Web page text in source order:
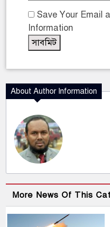
Save Your Email
Information
About Author Information
More News Of This